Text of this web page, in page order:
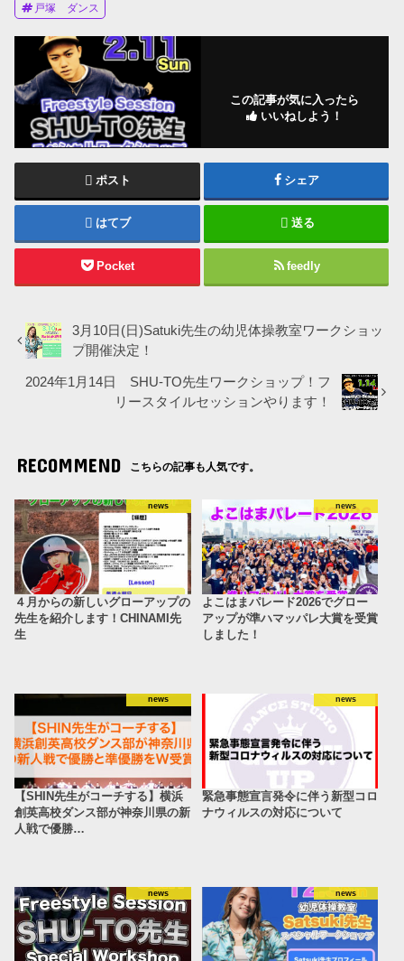
戸塚 ダンス
この記事が気に入ったら
いいねしよう！
ポスト シェア
はてブ 送る
Pocket feedly
3月10日(日)Satuki先生の幼児体操教室ワークショッ
プ開催決定！
2024年1月14日 SHU-TO先生ワークショップ！フ
リースタイルセッションやります！
RECOMMEND こちらの記事も人気です。
news
４月からの新しいグローアップの
先生を紹介します！CHINAMI先
生
news
よこはまパレード2026でグロー
アップが準ハマッパレ大賞を受賞
しました！
news
【SHIN先生がコーチする】横浜
創英高校ダンス部が神奈川県の新
人戦で優勝…
news
緊急事態宣言発令に伴う新型コロ
ナウィルスの対応について
news news